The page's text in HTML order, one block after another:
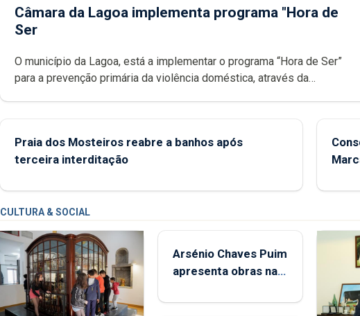
Câmara da Lagoa implementa programa "Hora de
Ser
O município da Lagoa, está a implementar o programa “Hora de Ser”
para a prevenção primária da violência doméstica, através da
Praia dos Mosteiros reabre a banhos após
terceira interditação
CULTURA & SOCIAL
Arsénio Chaves Puim
apresenta obras na
Porto